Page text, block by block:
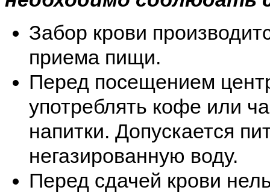
Забор крови
приема пищи.
Перед посещением
употреблять кофе или
напитки. Допускается
негазированную воду.
Перед сдачей крови